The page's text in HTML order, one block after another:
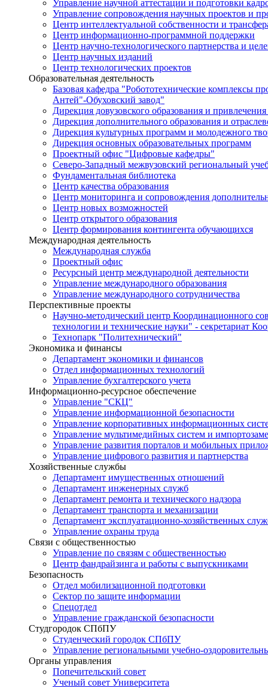
Управление научной аттестации и подготовки
Управление сопровождения научных проектов и
Центр интеллектуальной собственности и
Центр информационно-программной поддержки
Центр научно-технологического партнерства и
Центр научных изданий
Центр технологических проектов
Образовательная деятельность
Базовая кафедра "Робототехнические комплексы
Антей"-Обуховский завод"
Дирекция довузовского образования и привлечения
Дирекция дополнительного образования и
Дирекция культурных программ и молодежного
Дирекция основных образовательных программ
Проектный офис "Цифровые кафедры"
Северо-Западный межвузовский региональный
Фундаментальная библиотека
Центр качества образования
Центр мониторинга и сопровождения
Центр новых возможностей
Центр открытого образования
Центр формирования контингента обучающихся
Международная деятельность
Международная служба
Проектный офис
Ресурсный центр международной деятельности
Управление международного образования
Управление международного сотрудничества
Перспективные проекты
Научно-методический центр Координационного
технологии и технические науки" - секретариат
Технопарк "Политехнический"
Экономика и финансы
Департамент экономики и финансов
Отдел информационных технологий
Управление бухгалтерского учета
Информационно-ресурсное обеспечение
Управление "СКЦ"
Управление информационной безопасности
Управление корпоративных информационных
Управление мультимедийных систем и
Управление развития порталов и мобильных
Управление цифрового развития и партнерства
Хозяйственные службы
Департамент имущественных отношений
Департамент инженерных служб
Департамент ремонта и технического надзора
Департамент транспорта и механизации
Департамент эксплуатационно-хозяйственных
Управление охраны труда
Связи с общественностью
Управление по связям с общественностью
Центр фандрайзинга и работы с выпускниками
Безопасность
Отдел мобилизационной подготовки
Сектор по защите информации
Спецотдел
Управление гражданской безопасности
Студгородок СПбПУ
Студенческий городок СПбПУ
Управление региональными учебно-
Органы управления
Попечительский совет
Ученый совет Университета